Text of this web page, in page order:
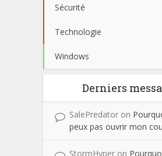
Sécurité
Technologie
Windows
Derniers
SalePredator on
peux pas ouvrir mon
StormHyper on